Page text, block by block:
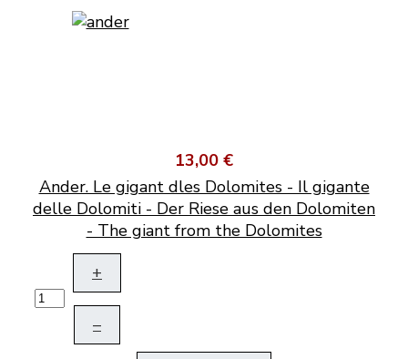
13,00 €
Ander. Le gigant dles Dolomites - Il gigante
delle Dolomiti - Der Riese aus den Dolomiten
- The giant from the Dolomites
+
–